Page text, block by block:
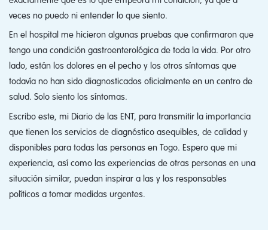
veces no puedo ni entender lo que siento.
En el hospital me hicieron algunas pruebas que confirmaron que
tengo una condición gastroenterológica de toda la vida. Por otro
lado, están los dolores en el pecho y los otros síntomas que
todavía no han sido diagnosticados oficialmente en un centro de
salud. Solo siento los síntomas.
Escribo este, mi Diario de las ENT, para transmitir la importancia
que tienen los servicios de diagnóstico asequibles, de calidad y
disponibles para todas las personas en Togo. Espero que mi
experiencia, así como las experiencias de otras personas en una
situación similar, puedan inspirar a las y los responsables
políticos a tomar medidas urgentes.